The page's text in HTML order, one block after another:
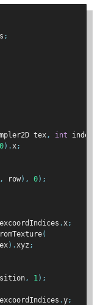
;
tex, int index
0).x;
, row), 0);
.x;
(
).xyz ;
, 1);
.y;